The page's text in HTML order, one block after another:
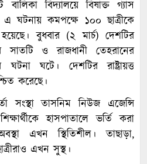
বিদ্যালয়ে বিষাক্ত গ্যাস
ঘটনায় কমপক্ষে ১০০ ছাত্রীকে
বুধবার (২ মার্চ) দেশটির
সাতটি ও রাজধানী তেহরানের
ঘটে। দেশটির রাষ্ট্রায়ত্ত
করেছে।
সংস্থা তাসনিম নিউজ এজেন্সি
হাসপাতালে ভর্তি করা
এখন স্থিতিশীল। তাছাড়া,
এখন সুস্থ।